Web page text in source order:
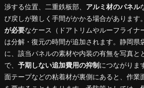
渉する位置、二重鉄板部、 アルミ材のパネル
び戻しが難しく手間がかかる場合があります
が必要なケース（ドアトリムやルーフライナ
は分解・復元の時間が追加されます。静岡県
に、該当パネルの素材や内装の有無を写真と
で、 予期しない追加費用の抑制につながりま
面テープなどの粘着材が裏側にあると、作業